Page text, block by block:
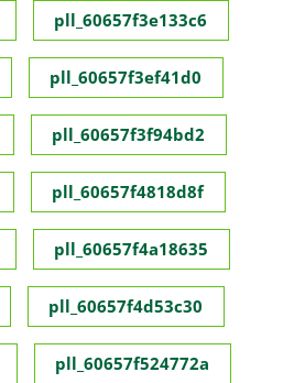
pll_60657f3e133c6
pll_60657f3ef41d0
pll_60657f3f94bd2
pll_60657f4818d8f
pll_60657f4a18635
pll_60657f4d53c30
pll_60657f524772a